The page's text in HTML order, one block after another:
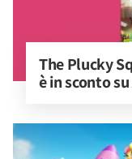
The Plucky
è in sconto